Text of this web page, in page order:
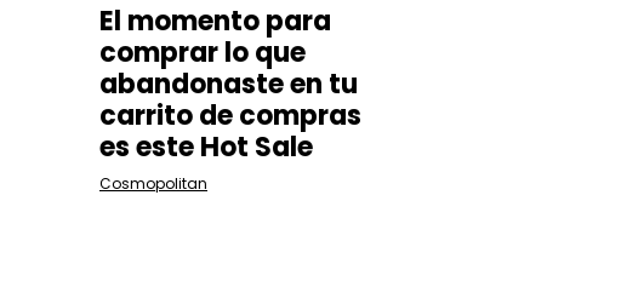
El momento para
comprar lo que
abandonaste en tu
carrito de compras
es este Hot Sale
Cosmopolitan